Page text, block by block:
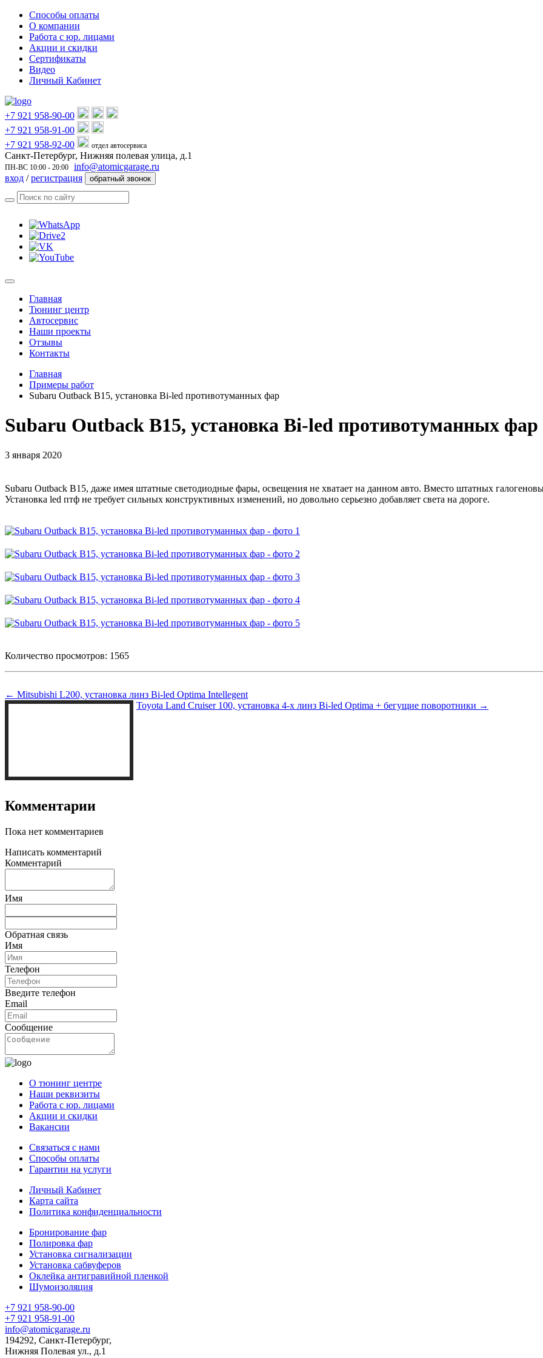
Способы оплаты
О компании
Работа с юр. лицами
Акции и скидки
Сертификаты
Видео
Личный Кабинет
+7 921 958-90-00
+7 921 958-91-00
+7 921 958-92-00
отдел автосервиса
Санкт-Петербург, Нижняя полевая улица, д.1
ПН-ВС 10:00 - 20:00
info@atomicgarage.ru
вход /регистрация обратный звонок
Toggle
navigationГлавная
Тюнинг центр
Автосервис
Наши проекты
Отзывы
Контакты
Главная
Примеры работ
Subaru Outback B15, установка Bi-led противотуманных фар
Subaru Outback B15, установка Bi-led противотуманных фар
3 января 2020
Subaru Outback B15, даже имея штатные светодиодные фары, освещения не хватает на данном авто. Вместо штатных
Установка led птф не требует сильных конструктивных изменений, но довольно серьезно добавляет света на дороге.
Количество просмотров: 1565
← Mitsubishi L200, установка линз Bi-led Optima Intellegent
Toyota Land Cruiser 100, установка 4-х линз Bi-led Optima + бегущие поворотники →
Комментарии
Пока нет комментариев
Написать комментарий
Комментарий
Имя
Обратная связь
Имя
Телефон
Введите телефон
Email
Сообщение
О тюнинг центре
Наши реквизиты
Работа с юр. лицами
Акции и скидки
Вакансии
Связаться с нами
Способы оплаты
Гарантии на услуги
Личный Кабинет
Карта сайта
Политика конфиденциальности
Бронирование фар
Полировка фар
Установка сигнализации
Установка сабвуферов
Оклейка антигравийной пленкой
Шумоизоляция
+7 921 958-90-00
+7 921 958-91-00
info@atomicgarage.ru
194292, Санкт-Петербург,
Нижняя Полевая ул., д.1